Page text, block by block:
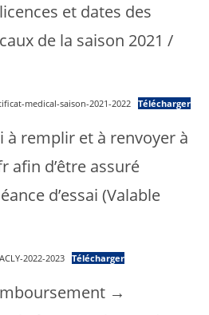
et dates des
de la saison 2021 /
medical-saison-2021-2022 Télécharger
à remplir et à renvoyer à
afin d’être assuré
d’essai (Valable
2022-2023 Télécharger
→